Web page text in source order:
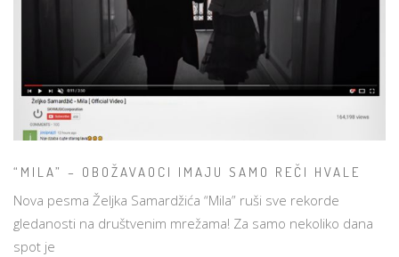
“MILA” – OBOŽAVAOCI IMAJU SAMO REČI HVALE
Nova pesma Željka Samardžića “Mila” ruši sve rekorde
gledanosti na društvenim mrežama! Za samo nekoliko dana
spot je